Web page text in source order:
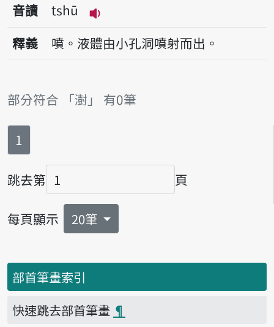
音讀
tshū
播放音讀tshū
釋義 噴。液體由小孔洞噴射而出。
部分符合 「澍」 有0筆
第
1
跳去第
頁碼
頁
每頁顯示 20筆
部首筆畫索引
快速跳去部首筆畫 ¶